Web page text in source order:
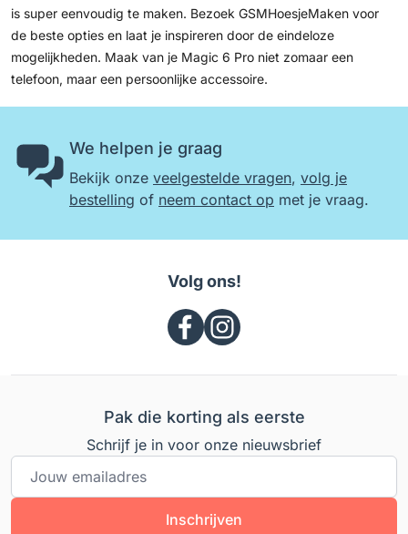
is super eenvoudig te maken. Bezoek GSMHoesjeMaken voor
de beste opties en laat je inspireren door de eindeloze
mogelijkheden. Maak van je Magic 6 Pro niet zomaar een
telefoon, maar een persoonlijke accessoire.
We helpen je graag
Bekijk onze veelgestelde vragen, volg je
bestelling of neem contact op met je vraag.
Volg ons!
Pak die korting als eerste
Schrijf je in voor onze nieuwsbrief
E-mailadres
Inschrijven